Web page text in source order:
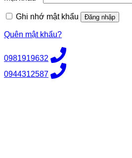
buộc
Ghi nhớ mật khẩu
Đăng nhập
Quên mật khẩu?
0981919632
0944312587